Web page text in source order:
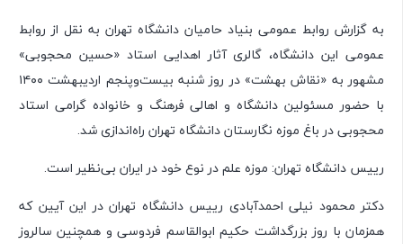
به گزارش روابط عمومی بنیاد حامیان دانشگاه تهران به نقل از روابط
عمومی این دانشگاه، گالری آثار اهدایی استاد «حسین محجوبی»
مشهور به «نقاش بهشت» در روز شنبه بیست‌وپنجم اردیبهشت ۱۴۰۰
با حضور مسئولین دانشگاه و اهالی فرهنگ و خانواده گرامی استاد
محجوبی در باغ موزه نگارستان دانشگاه تهران راه‌اندازی شد.
رییس دانشگاه تهران: موزه علم در نوع خود در ایران بی‌نظیر است.
دکتر محمود نیلی احمدآبادی رییس دانشگاه تهران در این آیین که
همزمان با روز بزرگداشت حکیم ابوالقاسم فردوسی و همچنین سالروز